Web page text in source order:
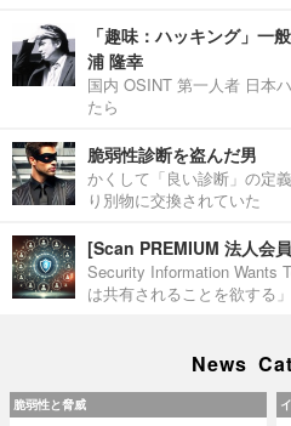
「趣味：ハッキング」一
浦 隆幸
国内 OSINT 第一人者 日本
たら
脆弱性診断を盗んだ男
かくして「良い診断」の定
り別物に交換されていた
[Scan PREMIUM 法人会
Security Information Wants
は共有されることを欲する」
News
脆弱性と脅威